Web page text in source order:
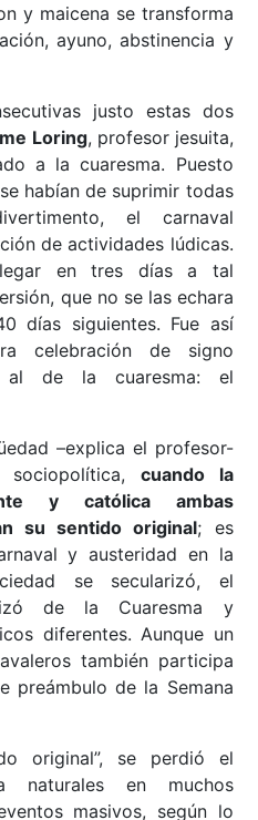
y maicena se transforma
ayuno, abstinencia y
justo estas dos
Loring, profesor jesuita,
a la cuaresma. Puesto
habían de suprimir todas
el carnaval
de actividades lúdicas.
en tres días a tal
que no se las echara
días siguientes. Fue así
celebración de signo
al de la cuaresma: el
–explica el profesor-
cuando la
y católica ambas
su sentido original; es
y austeridad en la
se secularizó, el
de la Cuaresma y
diferentes. Aunque un
también participa
preámbulo de la Semana
original”, se perdió el
en muchos
masivos, según lo